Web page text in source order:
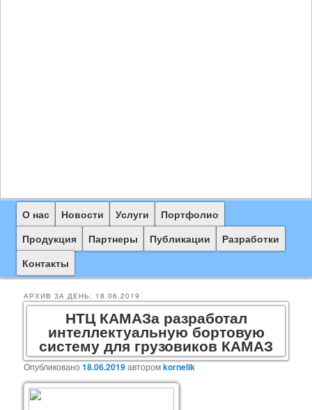
Главное
меню
Перейти
к
основному
содержимому
Перейти
к
дополнительному
содержимому
О нас Новости Услуги
Портфолио
Продукция
Партнеры Публикации
Разработки
Контакты
АРХИВ ЗА ДЕНЬ: 18.06.2019
НТЦ КАМАЗа разработал
интеллектуальную бортовую
систему для грузовиков КАМАЗ
Опубликовано18.06.2019авторомkornelik